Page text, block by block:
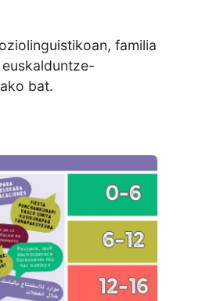
familia
bat.